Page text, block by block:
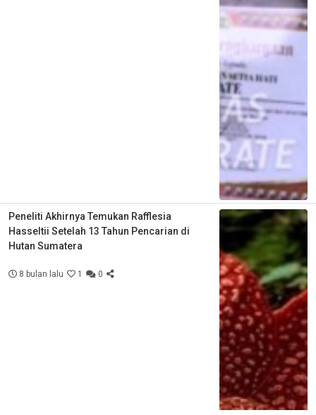
Peneliti Akhirnya Temukan Rafflesia
Hasseltii Setelah 13 Tahun Pencarian di
Hutan Sumatera
8 bulan lalu 1 0